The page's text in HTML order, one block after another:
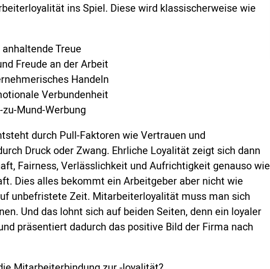
ins Spiel. Diese wird klassischerweise wie
Treue
Freude an der Arbeit
Handeln
Verbundenheit
Mund-Werbung
durch Pull-Faktoren wie Vertrauen und
Druck oder Zwang. Ehrliche Loyalität zeigt sich dann
Fairness, Verlässlichkeit und Aufrichtigkeit genauso wie
Dies alles bekommt ein Arbeitgeber aber nicht wie
unbefristete Zeit. Mitarbeiterloyalität muss man sich
Und das lohnt sich auf beiden Seiten, denn ein loyaler
präsentiert dadurch das positive Bild der Firma nach